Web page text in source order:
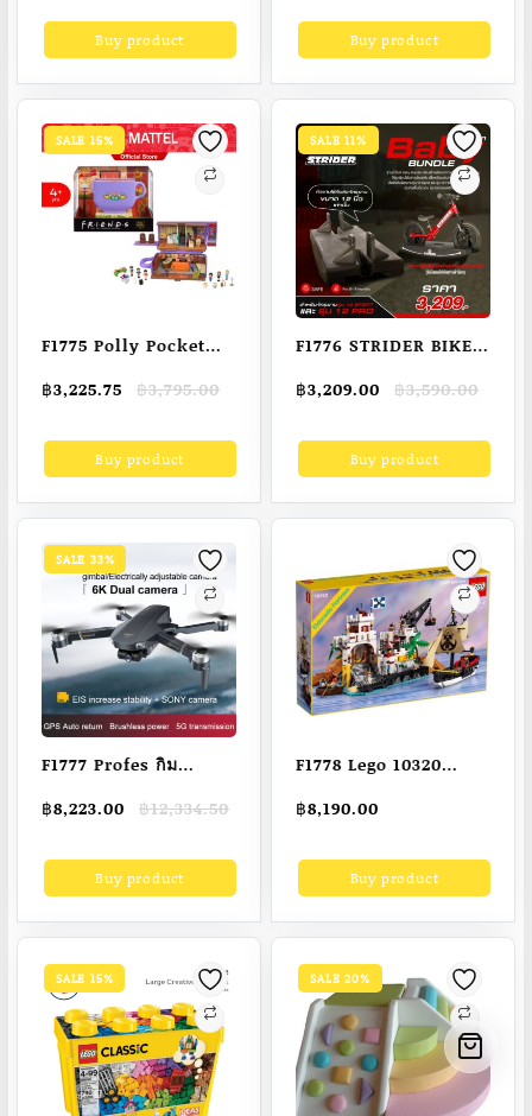
Building Kit (1,252
Pieces)
was:
฿7,050.00.
is:
฿4,935.00.Buy product
Expansion Set (1,321
Pieces)
was:
฿4,290.00.
is:
฿3,003.00.Buy product
SALE 15%
F1775 Polly Pocket
Compact พอลลี่ พ็อก
เก็ต รุ่นสะสม ซีรี่ส์เฟ
รนด์ HKV74
฿3,795.00
Original
was:
฿3,795.00.
฿3,225.75
Current
is:
฿3,225.75.Buy product
SALE 11%
F1776 STRIDER BIKES
ROCKER ฐานม้าโยก
สำหรับจักรยานรุ่น 12
Sport และ รุ่น 12 PRO
รวมจักรยาน)
฿3,590.00
Original
was:
฿3,590.00.
฿3,209.00
Current
is:
฿3,209.00.Buy product
SALE 33%
F1777 Profes กิม
พร้อมกล้อง6K HD,3-
Wifi FPV มืออาชีพ RC
฿12,334.50
Original
was:
฿12,334.50.
฿8,223.00
Current
is:
฿8,223.00.Buy product
F1778 Lego 10320
โก้ของใหม่ พร้อมส่ง
฿8,190.00
Buy product
SALE 15% SALE 20%